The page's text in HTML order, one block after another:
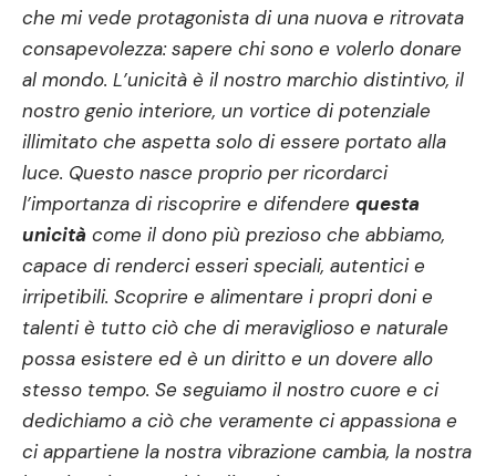
che mi vede protagonista di una nuova e ritrovata
consapevolezza: sapere chi sono e volerlo donare
al mondo. L’unicità è il nostro marchio distintivo, il
nostro genio interiore, un vortice di potenziale
illimitato che aspetta solo di essere portato alla
luce. Questo nasce proprio per ricordarci
l’importanza di riscoprire e difendere questa
unicità come il dono più prezioso che abbiamo,
capace di renderci esseri speciali, autentici e
irripetibili. Scoprire e alimentare i propri doni e
talenti è tutto ciò che di meraviglioso e naturale
possa esistere ed è un diritto e un dovere allo
stesso tempo. Se seguiamo il nostro cuore e ci
dedichiamo a ciò che veramente ci appassiona e
ci appartiene la nostra vibrazione cambia, la nostra